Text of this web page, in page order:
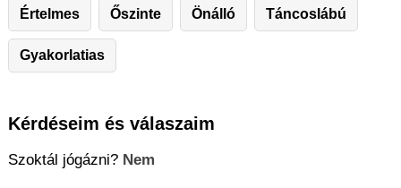
Értelmes Őszinte Önálló Táncoslábú
Gyakorlatias
Kérdéseim és válaszaim
Szoktál jógázni? Nem